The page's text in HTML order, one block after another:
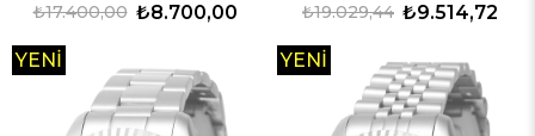
₺8.700,00
₺17.400,00 ₺9.514,72
₺19.029,44
YENI
YENI